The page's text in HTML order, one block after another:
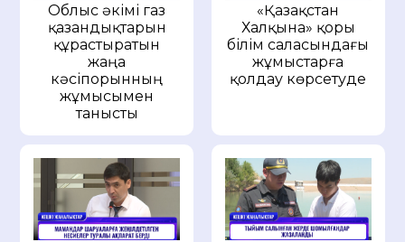
Облыс әкімі газ
қазандықтарын
құрастыратын
жаңа
кәсіпорынның
жұмысымен
танысты
«Қазақстан
Халқына» қоры
білім саласындағы
жұмыстарға
қолдау көрсетуде